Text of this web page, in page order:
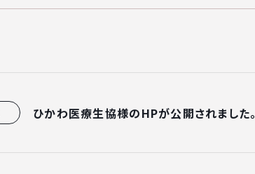
ひかわ医療生協様のHPが公開されました。